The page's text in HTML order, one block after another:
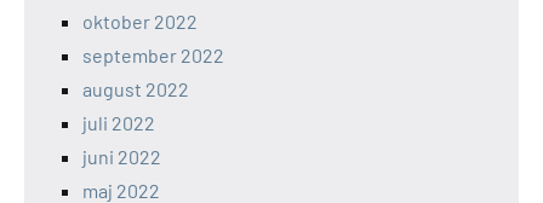
oktober 2022
september 2022
august 2022
juli 2022
juni 2022
maj 2022